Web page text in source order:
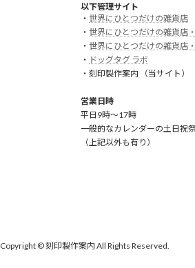
以下管理サイト
・ 世界にひとつだけの雑貨店
・ 世界にひとつだけの雑貨店
・ 世界にひとつだけの雑貨店
・ ドッグタグ ラボ
・刻印製作案内 （当サイト）
営業日時
平日9時～17時
一般的なカレンダーの土日祝
（上記以外も有り）
Copyright © 刻印製作案内 All Rights Reserved.